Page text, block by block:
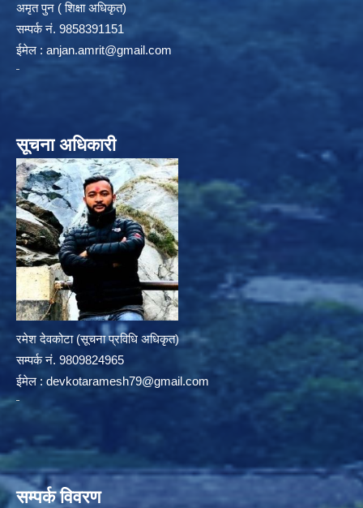
अमृत पुन ( शिक्षा अधिकृत)
सम्पर्क न‌ं. 9858391151
ईमेल : anjan.amrit@gmail.com
सूचना अधिकारी
रमेश देवकोटा (सूचना प्रविधि अधिकृत)
सम्पर्क न‌ं. 9809824965
ईमेल : devkotaramesh79@gmail.com
सम्पर्क विवरण